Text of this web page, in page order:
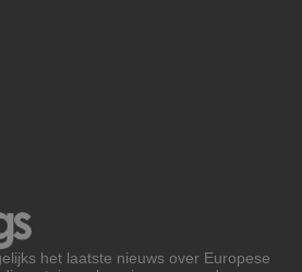
het laatste nieuws over Europese